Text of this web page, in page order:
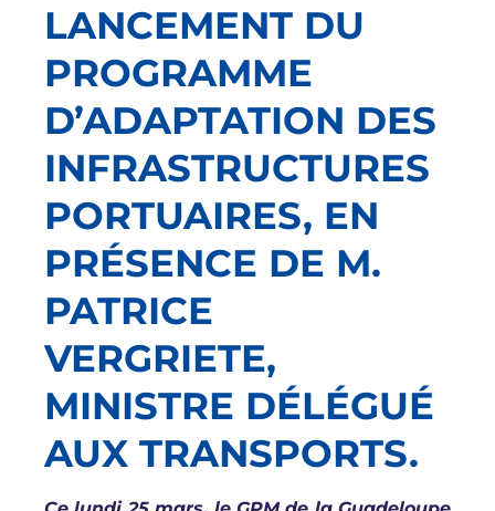
LANCEMENT DU
PROGRAMME
D’ADAPTATION DES
INFRASTRUCTURES
PORTUAIRES, EN
PRÉSENCE DE M.
PATRICE
VERGRIETE,
MINISTRE DÉLÉGUÉ
AUX TRANSPORTS.